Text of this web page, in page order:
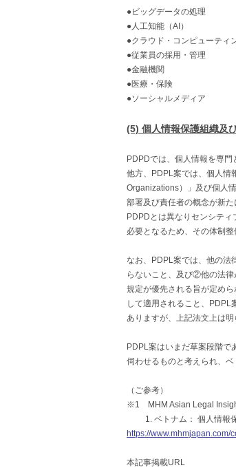
●ビッグデータの処理
●人工知能（AI）
●クラウド・コンピューティ
●従業員の採用・管理
●金融機関
●医療・保険
●ソーシャルメディア
(5) 個人情報保護組織及
PDPDでは、個人情報を専
他方、PDPL案では、個人情
Organizations）」及び個人
部署及び責任者の概念が新
PDPDとは異なりセンシテ
必要となるため、その体制
なお、PDPL案では、他の法
らないこと、及び②他の法
規定が優先される旨が定め
して適用されること、
ありますが、上記法文上は
PDPL案はいまだ草案段階で
伺わせるものと考えられ、
（ご参考）
※1 MHM Asian Legal
1. ベトナム： 個人情報保
https://
本記事掲載URL